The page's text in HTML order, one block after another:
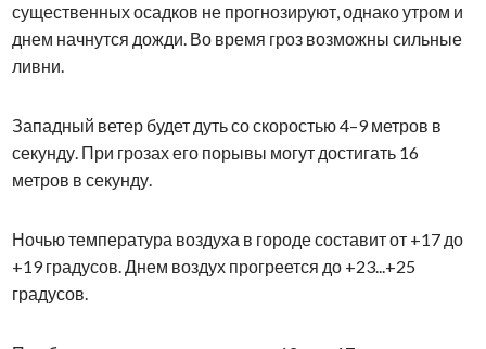
существенных осадков не прогнозируют, однако утром и
днем начнутся дожди. Во время гроз возможны сильные
ливни.
Западный ветер будет дуть со скоростью 4–9 метров в
секунду. При грозах его порывы могут достигать 16
метров в секунду.
Ночью температура воздуха в городе составит от +17 до
+19 градусов. Днем воздух прогреется до +23...+25
градусов.